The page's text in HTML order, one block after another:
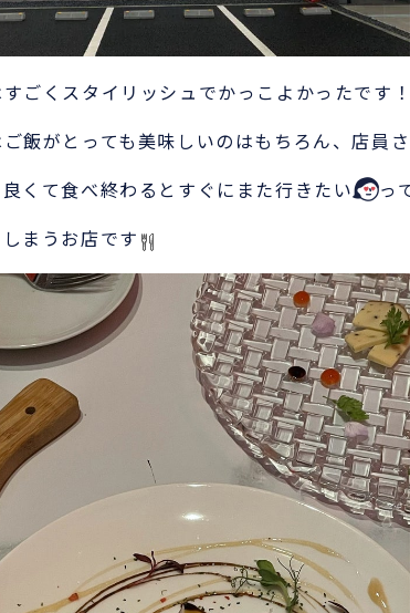
ごくスタイリッシュでかっこよかったです！
飯がとっても美味しいのはもちろん、店員
良くて食べ終わるとすぐにまた行きたい
っ
まうお店です